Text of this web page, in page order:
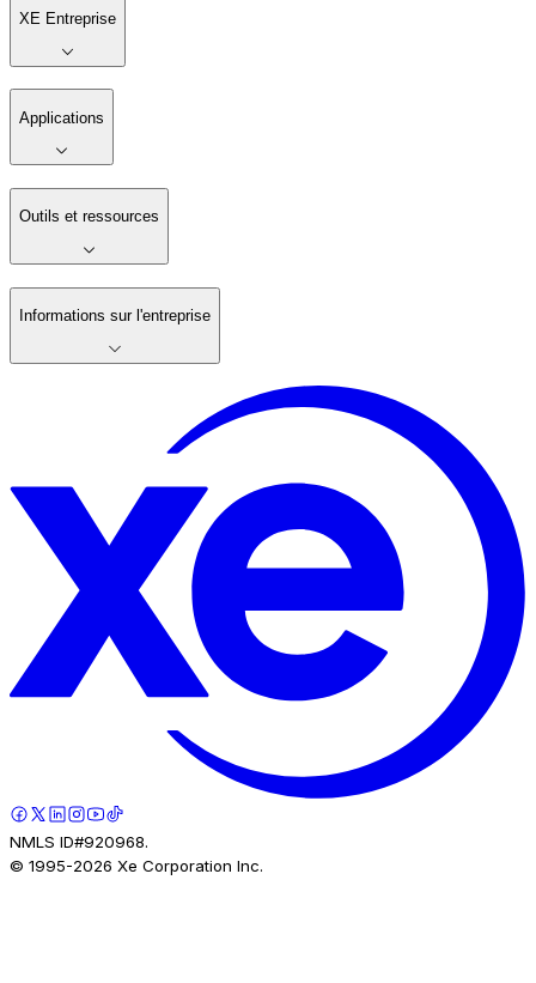
XE Entreprise
Applications
Outils et ressources
Informations sur l'entreprise
NMLS ID#920968.
© 1995-2026 Xe Corporation Inc.